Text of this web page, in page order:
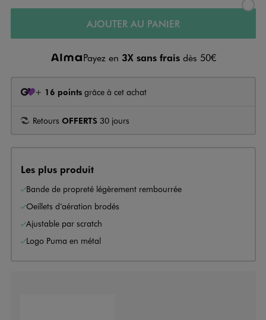
AJOUTER AU PANIER
Payez en 3X sans frais dès 50€
+ 16 points grâce à cet achat
Retours OFFERTS 30 jours
Les plus produit
Bande de propreté légèrement rembourrée
Oeillets d’aération brodés
Ajustable par scratch
Logo Puma en métal